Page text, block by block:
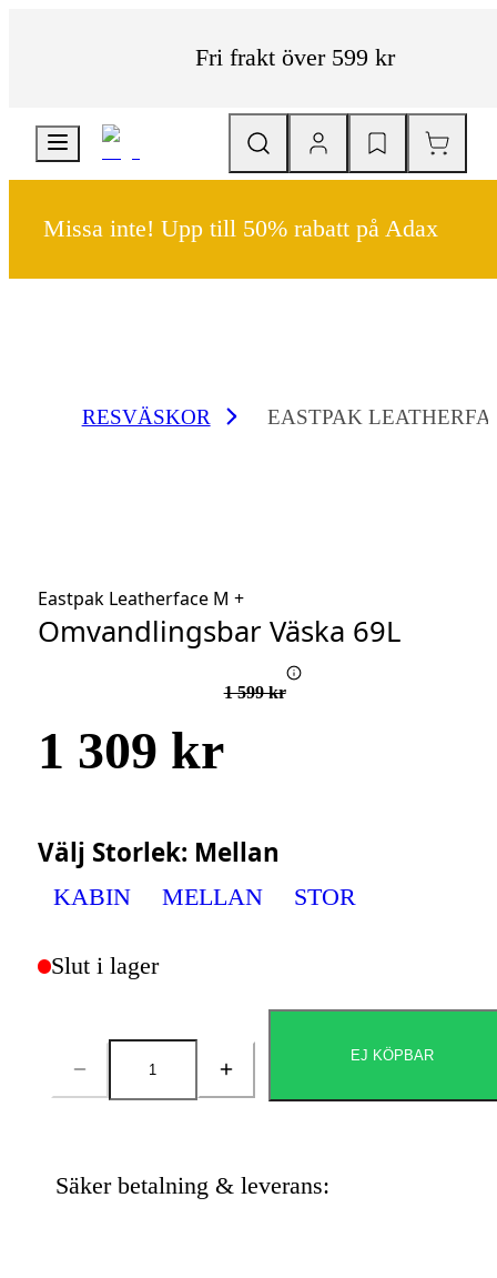
Fri frakt över 599 kr
Missa inte! Upp till 50% rabatt på Adax
RESVÄSKOR EASTPAK
Eastpak Leatherface M +
Omvandlingsbar Väska 69L
1 309 kr
1 599 kr
Välj Storlek: Mellan
KABIN MELLAN STOR
Slut i lager
Antal
EJ KÖPBAR
Säker betalning & leverans: